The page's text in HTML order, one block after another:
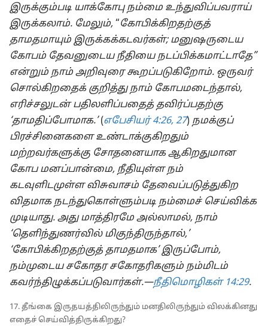
இருக்கும்படி யாக்கோபு நம்மை உந்துவிப்பவராய்
இருக்கலாம். மேலும், “கோபிக்கிறதற்குத்
தாமதமாயும் இருக்கக்கடவர்கள்; மனுஷருடைய
கோபம் தேவனுடைய நீதியை நடப்பிக்கமாட்டாதே”
என்றும் நாம் அறிவுரை கூறப்படுகிறோம். ஒருவர்
சொல்கிறதைக் குறித்து நாம் கோபமடைந்தால்,
எரிச்சலுடன் பதிலளிப்பதைத் தவிர்ப்பதற்கு
‘தாமதிப்போமாக.’(எபேசியர் 4:26, 27) நமக்குப்
பிரச்சினைகளை உண்டாக்குகிறதும்
மற்றவர்களுக்கு சோதனையாக ஆகிறதுமான
கோப மனப்பான்மை, நீதியுள்ள நம்
கடவுளிடமுள்ள விசுவாசம் தேவைப்படுத்துகிற
விதமாக நடந்துகொள்ளும்படி நம்மைச் செய்விக்க
முடியாது. அது மாத்திரமே அல்லாமல், நாம்
‘தெளிந்துணர்வில் மிகுந்திருந்தால்,’
‘கோபிக்கிறதற்குத் தாமதமாக’ இருப்போம்,
நம்முடைய சகோதர சகோதரிகளும் நம்மிடம்
கவர்ந்திழுக்கப்படுவார்கள்.—நீதிமொழிகள் 14:29.
17. தீங்கை இருதயத்திலிருந்தும் மனதிலிருந்தும் விலக்கினது
எதைச் செய்வித்திருக்கிறது?